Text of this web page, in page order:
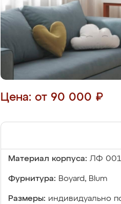
Цена: от 90 000 ₽
Материал корпуса: ЛФ
Фурнитура: Boyard, Blum
Размеры: индивидуально